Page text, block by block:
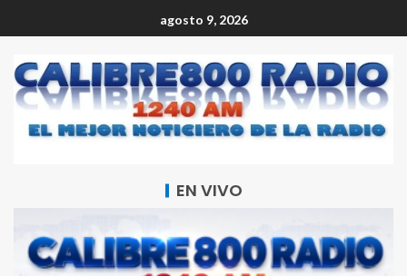
agosto 9, 2026
EN VIVO